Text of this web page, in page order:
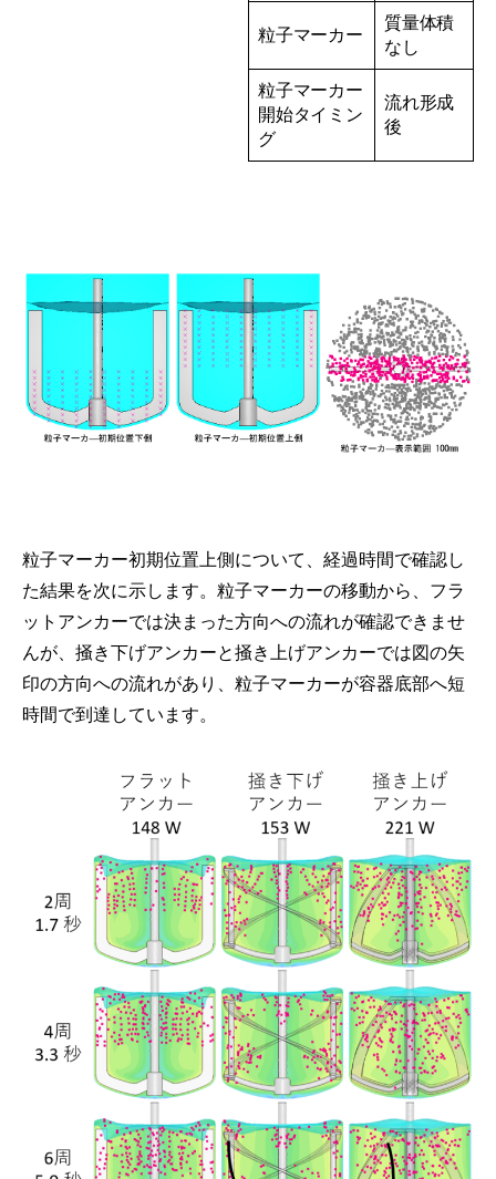
粒子マーカー
質量体積
なし
粒子マーカー
開始タイミン
グ
流れ形成
後
粒子マーカー初期位置上側について、経過時間で確認し
た結果を次に示します。粒子マーカーの移動から、フラ
ットアンカーでは決まった方向への流れが確認できませ
んが、掻き下げアンカーと掻き上げアンカーでは図の矢
印の方向への流れがあり、粒子マーカーが容器底部へ短
時間で到達しています。